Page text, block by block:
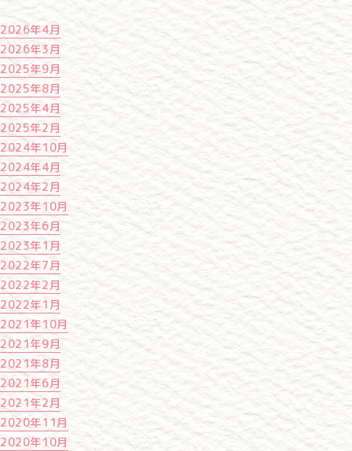
2026年4月
2026年3月
2025年9月
2025年8月
2025年4月
2025年2月
2024年10月
2024年4月
2024年2月
2023年10月
2023年6月
2023年1月
2022年7月
2022年2月
2022年1月
2021年10月
2021年9月
2021年8月
2021年6月
2021年2月
2020年11月
2020年10月